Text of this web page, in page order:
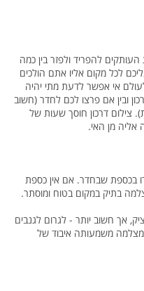
להפריד ולפזר בין כמה
לכל מקום אליו אתם הולכים
אי אפשר לדעת מתי יהיה
ובין אם פרצו לכם לחדר (חשוב
צילום דרכון חוסך שעות של
אליה מן האי.
בכספת שבחדר. אם אין כספת
בתיק במקום בטוח ומוסתר.
אך חשוב יותר - לגרום לגנבים
מצלמה משמעותה איבוד של